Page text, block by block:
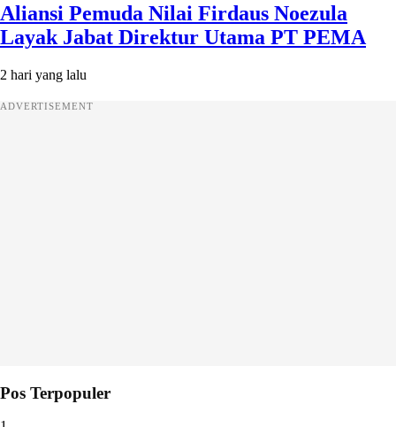
Aliansi Pemuda Nilai Firdaus Noezula
Layak Jabat Direktur Utama PT PEMA
2 hari yang lalu
ADVERTISEMENT
Pos Terpopuler